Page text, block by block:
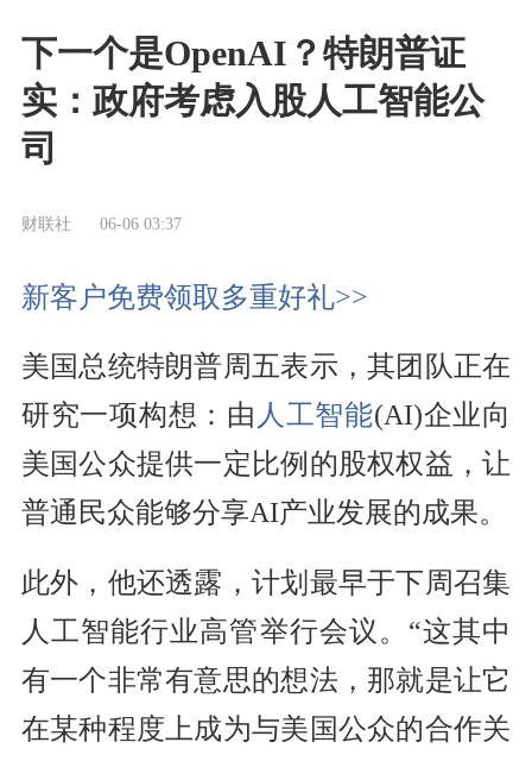
下一个是OpenAI？特朗普证
实：政府考虑入股人工智能公
司
财联社 06-06 03:37
新客户免费领取多重好礼>>
美国总统特朗普周五表示，其团队正在
研究一项构想：由 人工智能(AI)企业向
美国公众提供一定比例的股权权益，让
普通民众能够分享AI产业发展的成果。
此外，他还透露，计划最早于下周召集
人工智能行业高管举行会议。“这其中
有一个非常有意思的想法，那就是让它
在某种程度上成为与美国公众的合作关